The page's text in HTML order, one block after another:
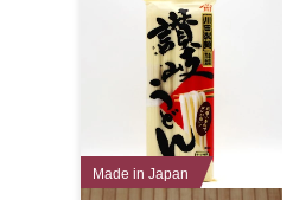
Made in Japan